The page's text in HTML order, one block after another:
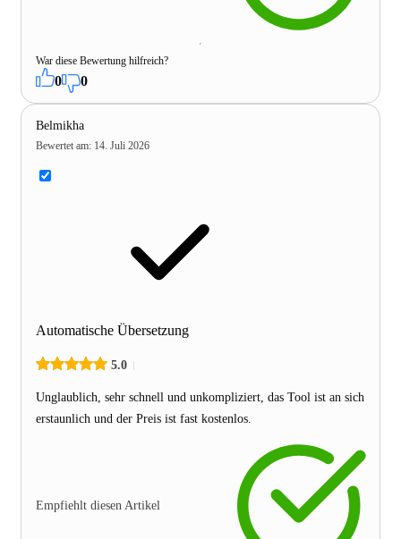
War diese Bewertung hilfreich?
0 0
Belmikha
Bewertet am: 14. Juli 2026
Automatische Übersetzung
5.0
Unglaublich, sehr schnell und unkompliziert, das Tool ist an sich
erstaunlich und der Preis ist fast kostenlos.
Empfiehlt diesen Artikel